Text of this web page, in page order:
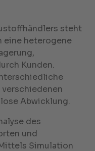
steht
eine heterogene
Kunden.
Abwicklung.
des
und
Simulation